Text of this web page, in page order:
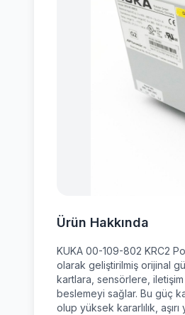
Ürün Hakkında
KUKA 00-109-802 KRC2
olarak geliştirilmiş orijinal
kartlara, sensörlere,
beslemeyi sağlar. Bu güç
olup yüksek kararlılık,